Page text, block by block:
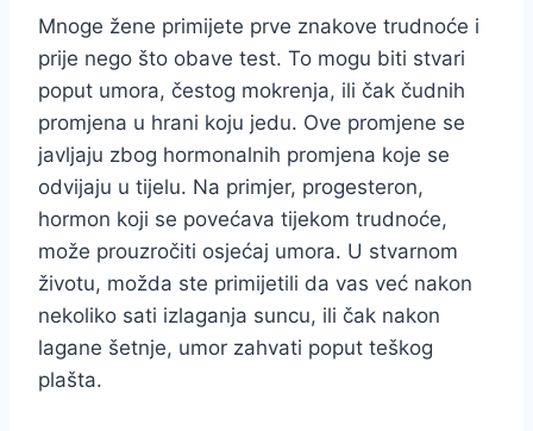
Mnoge žene primijete prve znakove trudnoće i
prije nego što obave test. To mogu biti stvari
poput umora, čestog mokrenja, ili čak čudnih
promjena u hrani koju jedu. Ove promjene se
javljaju zbog hormonalnih promjena koje se
odvijaju u tijelu. Na primjer, progesteron,
hormon koji se povećava tijekom trudnoće,
može prouzročiti osjećaj umora. U stvarnom
životu, možda ste primijetili da vas već nakon
nekoliko sati izlaganja suncu, ili čak nakon
lagane šetnje, umor zahvati poput teškog
plašta.